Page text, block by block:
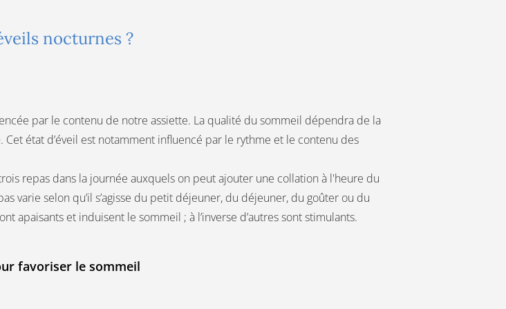
nocturnes ?
par le contenu de notre assiette. La qualité du sommeil dépendra de la
Cet état d’éveil est notamment influencé par le rythme et le contenu des
repas dans la journée auxquels on peut ajouter une collation à l'heure du
varie selon qu’il s’agisse du petit déjeuner, du déjeuner, du goûter ou du
apaisants et induisent le sommeil ; à l’inverse d’autres sont stimulants.
favoriser le sommeil